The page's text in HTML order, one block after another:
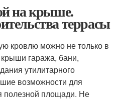
на крыше.
террасы
кровлю можно не только в
гаража, бани,
утилитарного
возможности для
полезной площади. Не